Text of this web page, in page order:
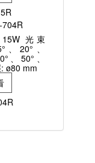
光束
、20°、
、50°、
ø80 mm